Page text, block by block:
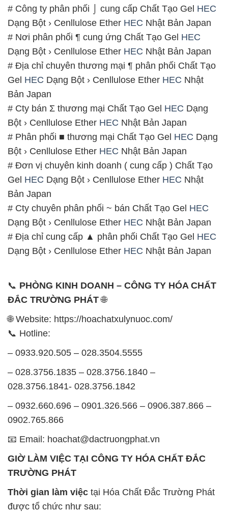
# Công ty phân phối ⌡ cung cấp Chất Tạo Gel HEC
Dạng Bột › Cenllulose Ether HEC Nhật Bản Japan
# Nơi phân phối ¶ cung ứng Chất Tạo Gel HEC
Dạng Bột › Cenllulose Ether HEC Nhật Bản Japan
# Địa chỉ chuyên thương mại ¶ phân phối Chất Tạo
Gel HEC Dạng Bột › Cenllulose Ether HEC Nhật
Bản Japan
# Cty bán Σ thương mại Chất Tạo Gel HEC Dạng
Bột › Cenllulose Ether HEC Nhật Bản Japan
# Phân phối ■ thương mại Chất Tạo Gel HEC Dạng
Bột › Cenllulose Ether HEC Nhật Bản Japan
# Đơn vị chuyên kinh doanh ( cung cấp ) Chất Tạo
Gel HEC Dạng Bột › Cenllulose Ether HEC Nhật
Bản Japan
# Cty chuyên phân phối ~ bán Chất Tạo Gel HEC
Dạng Bột › Cenllulose Ether HEC Nhật Bản Japan
# Địa chỉ cung cấp ▲ phân phối Chất Tạo Gel HEC
Dạng Bột › Cenllulose Ether HEC Nhật Bản Japan
📞 PHÒNG KINH DOANH – CÔNG TY HÓA CHẤT
ĐẮC TRƯỜNG PHÁT🌐
🌐 Website: https://hoachatxulynuoc.com/
📞 Hotline:
– 0933.920.505 – 028.3504.5555
– 028.3756.1835 – 028.3756.1840 –
028.3756.1841- 028.3756.1842
– 0932.660.696 – 0901.326.566 – 0906.387.866 –
0902.765.866
📧 Email: hoachat@dactruongphat.vn
GIỜ LÀM VIỆC TẠI CÔNG TY HÓA CHẤT ĐẮC
TRƯỜNG PHÁT
Thời gian làm việc tại Hóa Chất Đắc Trường Phát
được tổ chức như sau: